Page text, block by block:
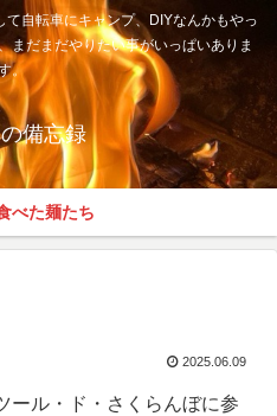
自転車にキャンプ、DIYなんかもやっ
まだまだやりたい事がいっぱいありま
。
備忘録
べた麺たち
2025.06.09
ール・ド・さくらんぼに参